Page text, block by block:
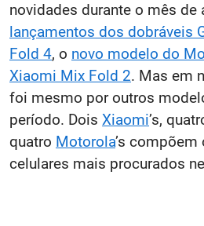
novidades durante o mês de
lançamentos dos dobráveis
Fold 4, o novo modelo do
Xiaomi Mix Fold 2. Mas em
foi mesmo por outros
período. Dois Xiaomi’s,
quatro Motorola’s compõem
celulares mais procurados